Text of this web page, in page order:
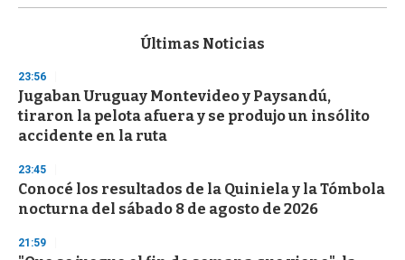
s
d
s
o
f
3
s
e
c
o
d
s
Últimas Noticias
23:56
Jugaban Uruguay Montevideo y Paysandú,
tiraron la pelota afuera y se produjo un insólito
accidente en la ruta
23:45
Conocé los resultados de la Quiniela y la Tómbola
nocturna del sábado 8 de agosto de 2026
21:59